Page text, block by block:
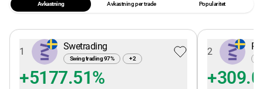
Avkastning Avkastning per trade Popularitet
1 Swetrading
Swing trading97% +2
+5177.51%
2